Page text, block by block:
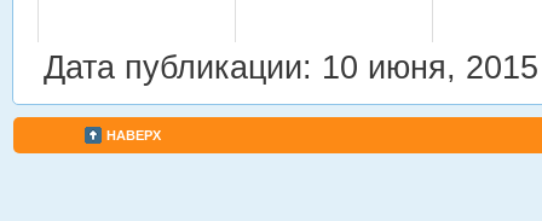
Дата публикации: 10 июня, 2015
НАВЕРХ